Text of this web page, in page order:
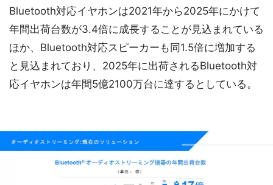
Bluetooth対応イヤホンは2021年から2025年にかけて
年間出荷台数が3.4倍に成長することが見込まれている
ほか、Bluetooth対応スピーカーも同1.5倍に増加する
と見込まれており、2025年に出荷されるBluetooth対
応イヤホンは年間5億2100万台に達するとしている。